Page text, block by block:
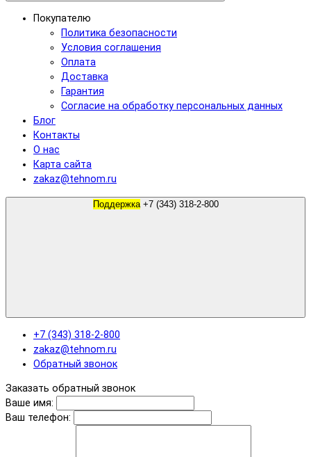
Покупателю
Политика безопасности
Условия соглашения
Оплата
Доставка
Гарантия
Согласие на обработку персональных данных
Блог
Контакты
О нас
Карта сайта
zakaz@tehnom.ru
Поддержка +7 (343) 318-2-800
+7 (343) 318-2-800
zakaz@tehnom.ru
Обратный звонок
Заказать обратный звонок
Ваше имя:
Ваш телефон: